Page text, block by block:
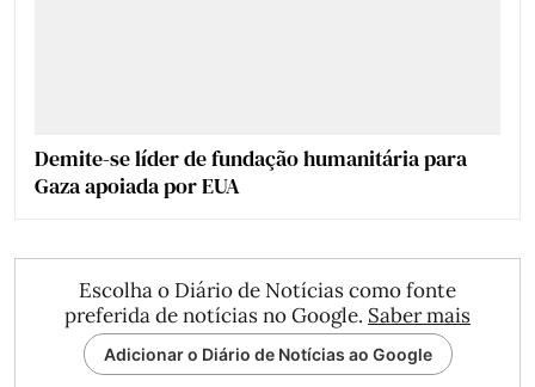
Demite-se líder de fundação humanitária para
Gaza apoiada por EUA
Escolha o Diário de Notícias como fonte
preferida de notícias no Google. Saber mais
Adicionar o Diário de Notícias ao Google